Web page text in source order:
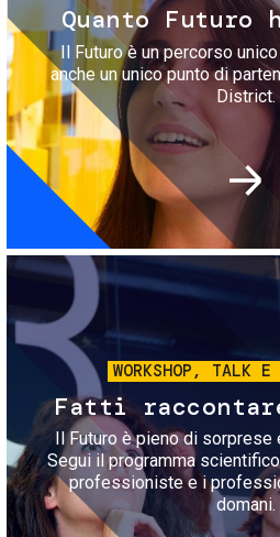
Quanto Futuro
Il Futuro è un percorso
anche un unico punto di
District.
WORKSHOP, TALK E
Fatti
Il Futuro è pieno di
Segui il programma
professioniste e i
domani.